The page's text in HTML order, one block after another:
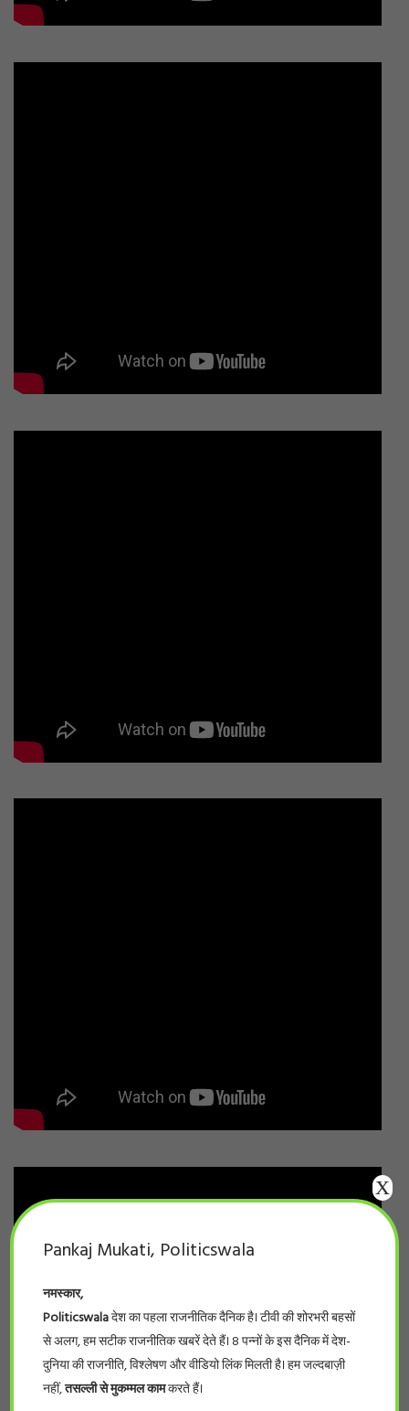
Pankaj Mukati, Politicswala
नमस्कार,
Politicswalaदेश का पहला राजनीतिक दैनिक है। टीवी की शोरभरी बहसों
से अलग, हम सटीक राजनीतिक खबरें देते हैं। 8 पन्नों के इस दैनिक में देश-
दुनिया की राजनीति, विश्लेषण और वीडियो लिंक मिलती है। हम जल्दबाज़ी
नहीं,तसल्ली से मुकम्मल कामकरते हैं।
X